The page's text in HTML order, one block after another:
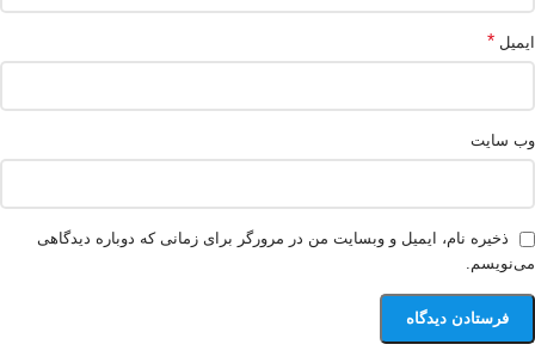
ایمیل *
وب‌ سایت
ذخیره نام، ایمیل و وبسایت من در مرورگر برای زمانی که دوباره دیدگاهی
می‌نویسم.